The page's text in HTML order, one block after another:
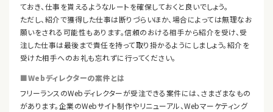
ておき、仕事を貰えるようなルートを確保しておくと良いでしょう。
ただし、紹介で獲得した仕事は断りづらいほか、場合によっては無理なお
願いをされる可能性もあります。信頼のおける相手から紹介を受け、受
注した仕事は最後まで責任を持って取り掛かるようにしましょう。紹介を
受けた相手へのお礼も忘れずに行ってください。
■Webディレクターの案件とは
フリーランスのWebディレクターが受注できる案件には、さまざまなもの
があります。企業のWebサイト制作やリニューアル、Webマーケティング